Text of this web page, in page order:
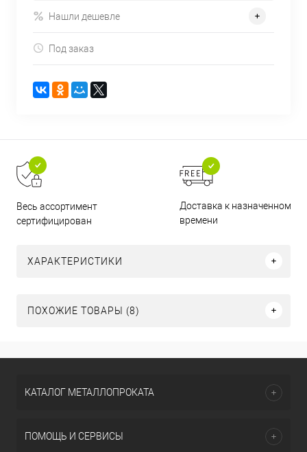
Нашли дешевле
Под заказ
Весь ассортимент
сертифицирован
Доставка к назначенному
времени
ХАРАКТЕРИСТИКИ
ПОХОЖИЕ ТОВАРЫ (8)
КАТАЛОГ МЕТАЛЛОПРОКАТА
ПОМОЩЬ И СЕРВИСЫ